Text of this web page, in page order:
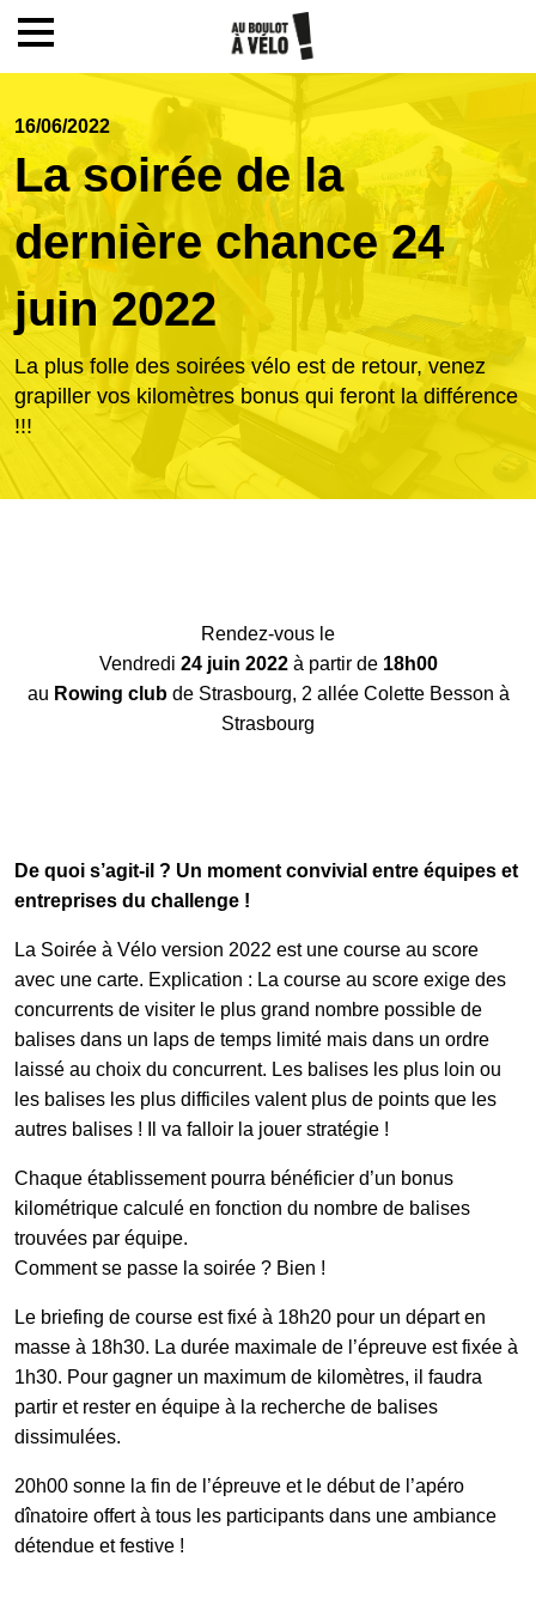
Accueil
Le challenge
Inscription
Résultats
FAQ
Contact
16/06/2022
La soirée de la
dernière chance 24
juin 2022
La plus folle des soirées vélo est de retour, venez
grapiller vos kilomètres bonus qui feront la différence
!!!
Rendez-vous le
Vendredi 24 juin 2022à partir de 18h00
au Rowing clubde Strasbourg, 2 allée Colette Besson à
Strasbourg
De quoi s’agit-il ? Un moment convivial entre équipes et
entreprises du challenge !
La Soirée à Vélo version 2022 est une course au score
avec une carte. Explication : La course au score exige des
concurrents de visiter le plus grand nombre possible de
balises dans un laps de temps limité mais dans un ordre
laissé au choix du concurrent. Les balises les plus loin ou
les balises les plus difficiles valent plus de points que les
autres balises ! Il va falloir la jouer stratégie !
Chaque établissement pourra bénéficier d’un bonus
kilométrique calculé en fonction du nombre de balises
trouvées par équipe.
Comment se passe la soirée ? Bien !
Le briefing de course est fixé à 18h20 pour un départ en
masse à 18h30. La durée maximale de l’épreuve est fixée à
1h30. Pour gagner un maximum de kilomètres, il faudra
partir et rester en équipe à la recherche de balises
dissimulées.
20h00 sonne la fin de l’épreuve et le début de l’apéro
dînatoire offert à tous les participants dans une ambiance
détendue et festive !